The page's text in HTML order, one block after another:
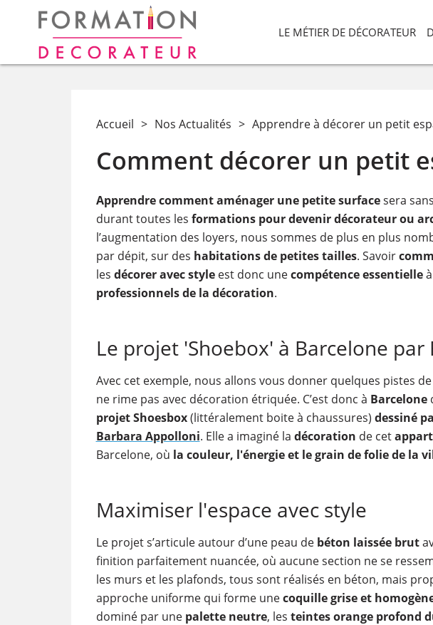
LE MÉTIER DE DÉCORATEUR
Accueil > Nos Actualités > Apprendre à décorer un petit
Comment décorer un petit
Apprendre comment aménager une petite surfacesera
durant toutes les formations pour devenir décorateur ou
l’augmentation des loyers, nous sommes de plus en plus
par dépit, sur des habitations de petites tailles. Savoir
les décorer avec styleest donc unecompétence essentielleà
professionnels de la décoration.
Le projet 'Shoebox' à Barcelone
Avec cet exemple, nous allons vous donner quelques pistes
ne rime pas avec décoration étriquée. C’est donc à Barcelone
projet Shoesbox(littéralement boite à chaussures) dessiné
Barbara Appolloni. Elle a imaginé la décoration de cet
Barcelone, où la couleur, l'énergie et le grain de folie de la
Maximiser l'espace avec style
Le projet s’articule autour d’une peau de béton laissée brut
finition parfaitement nuancée, où aucune section ne se
les murs et les plafonds, tous sont réalisés en béton, mais
approche uniforme qui forme unecoquille grise et
dominé par une palette neutre, les teintes orange profond